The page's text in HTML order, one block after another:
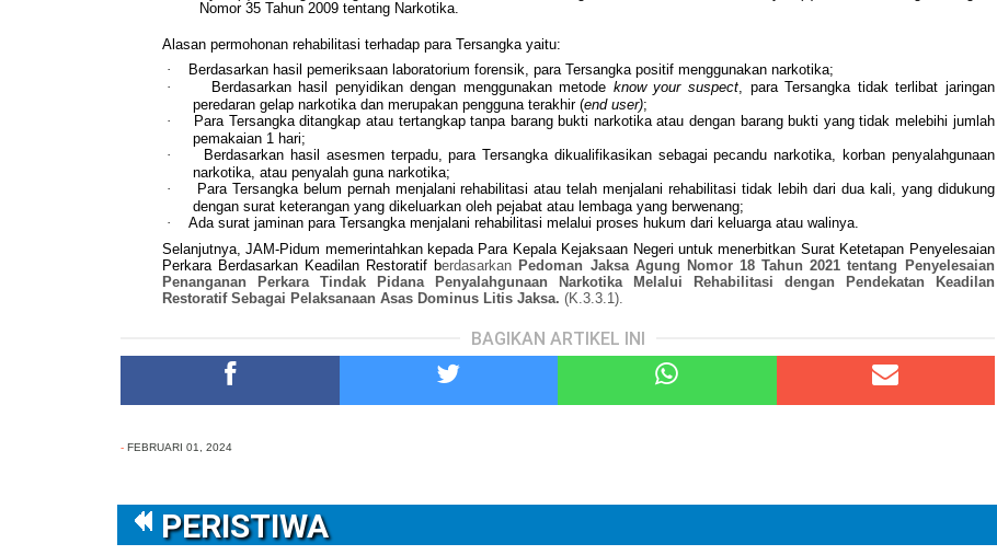
Nomor 35 Tahun 2009 tentang Narkotika.
Alasan permohonan rehabilitasi terhadap para Tersangka yaitu:
·
Berdasarkan hasil pemeriksaan laboratorium forensik, para Tersangka positif menggunakan narkotika;
·
Berdasarkan hasil penyidikan dengan menggunakan metode know your suspect, para Tersangka tidak terlibat jaringan
peredaran gelap narkotika dan merupakan pengguna terakhir (end user);
·
Para Tersangka ditangkap atau tertangkap tanpa barang bukti narkotika atau dengan barang bukti yang tidak melebihi jumlah
pemakaian 1 hari;
·
Berdasarkan hasil asesmen terpadu, para Tersangka dikualifikasikan sebagai pecandu narkotika, korban penyalahgunaan
narkotika, atau penyalah guna narkotika;
·
Para Tersangka belum pernah menjalani rehabilitasi atau telah menjalani rehabilitasi tidak lebih dari dua kali, yang didukung
dengan surat keterangan yang dikeluarkan oleh pejabat atau lembaga yang berwenang;
·
Ada surat jaminan para Tersangka menjalani rehabilitasi melalui proses hukum dari keluarga atau walinya.
Selanjutnya, JAM-Pidum memerintahkan kepada Para Kepala Kejaksaan Negeri untuk menerbitkan Surat Ketetapan Penyelesaian
Perkara Berdasarkan Keadilan Restoratif berdasarkan Pedoman Jaksa Agung Nomor 18 Tahun 2021 tentang Penyelesaian
Penanganan Perkara Tindak Pidana Penyalahgunaan Narkotika Melalui Rehabilitasi dengan Pendekatan Keadilan
Restoratif Sebagai Pelaksanaan Asas Dominus Litis Jaksa. (K.3.3.1).
BAGIKAN ARTIKEL INI
- FEBRUARI 01, 2024
PERISTIWA